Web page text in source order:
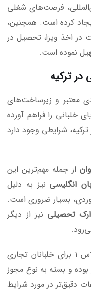
فرصت‌های شغلی
کرده است. همچنین،
در اخذ ویزا، تحصیل در
نموده است.
در ترکیه
معتبر و زیرساخت‌های
خلبانی را فراهم آورده
شرایطی وجود دارد
از جمله مهم‌ترین این
انگلیسی نیز به دلیل
بسیار ضروری است.
تحصیلی نیز از دیگر
همچنین، داشتن گواهینامه پزشکی کلاس ۱ برای خلبانان تجاری
و بسته به نوع مجوز
دقیق‌تر در مورد شرایط